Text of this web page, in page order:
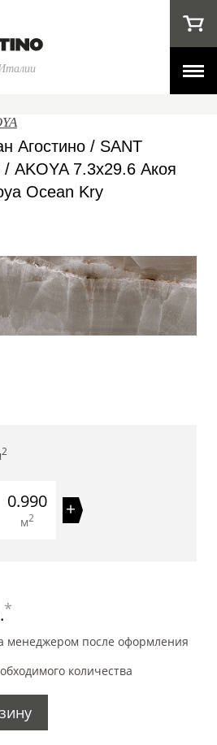
Агостино / SANT
AKOYA 7.3x29.6 Акоя
Ocean Kry
2
0.990
м2 +
*
менеджером после оформления
количества